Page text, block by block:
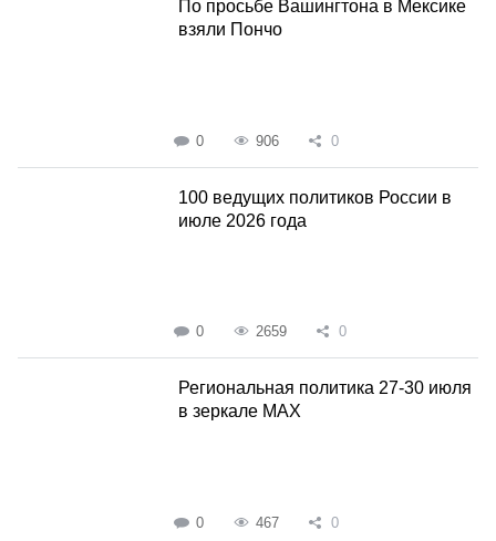
По просьбе Вашингтона в Мексике
взяли Пончо
0 906 0
100 ведущих политиков России в
июле 2026 года
0 2659 0
Региональная политика 27-30 июля
в зеркале MAX
0 467 0